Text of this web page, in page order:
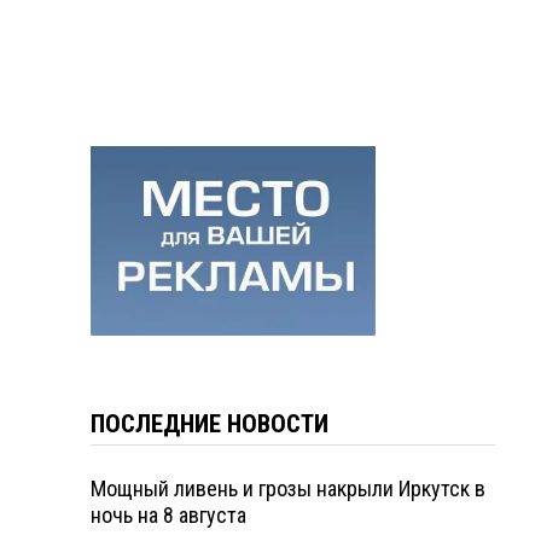
ПОСЛЕДНИЕ НОВОСТИ
Мощный ливень и грозы накрыли Иркутск в
ночь на 8 августа